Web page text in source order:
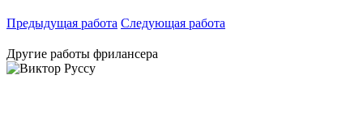
Предыдущая работа Следующая работа
Другие работы фрилансера